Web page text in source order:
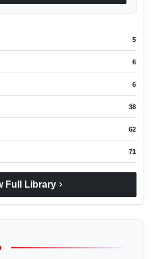
5
6
6
38
62
71
Full Library chevron_right